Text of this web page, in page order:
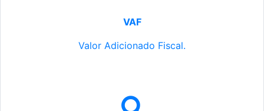
VAF
Valor Adicionado Fiscal.